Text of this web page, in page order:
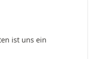
ist uns ein